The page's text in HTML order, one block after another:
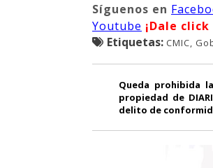
Síguenos en
Youtube ¡Dale
Etiquetas: CMIC,
Queda prohibida
propiedad de
delito de